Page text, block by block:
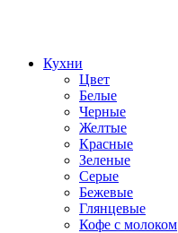
Кухни
Цвет
Белые
Черные
Желтые
Красные
Зеленые
Серые
Бежевые
Глянцевые
Кофе с молоком